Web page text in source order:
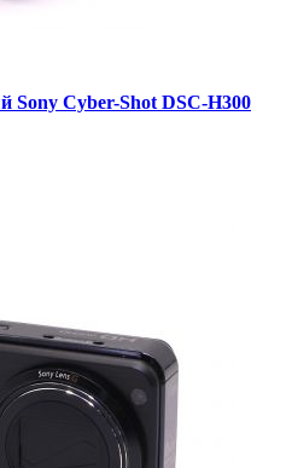
Sony Cyber-Shot DSC-H300